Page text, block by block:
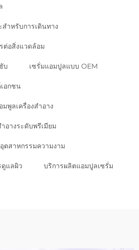
ำหรับการเดินทาง
ต่อสิ่งแวดล้อม
บ เซรั่มแอมปูลแบบ OEM
อกชน
พูลเครื่องสำอาง
อางระดับพรีเมียม
ตสาหกรรมความงาม
ดูแลผิว บริการผลิตแอมปูลเซรั่ม